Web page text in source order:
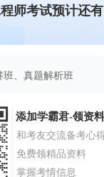
师考试预计还有
班、真题解析班